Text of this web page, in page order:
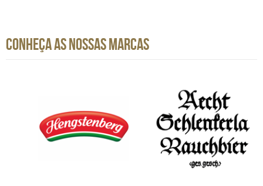
CONHEÇA AS NOSSAS MARCAS